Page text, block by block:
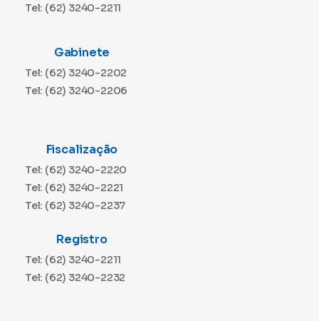
Tel: (62) 3240-2211
Gabinete
Tel: (62) 3240-2202
Tel: (62) 3240-2206
Fiscalização
Tel: (62) 3240-2220
Tel: (62) 3240-2221
Tel: (62) 3240-2237
Registro
Tel: (62) 3240-2211
Tel: (62) 3240-2232